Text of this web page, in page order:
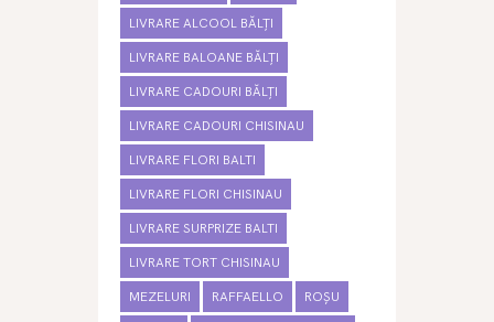
LIVRARE ALCOOL BĂLȚI
LIVRARE BALOANE BĂLȚI
LIVRARE CADOURI BĂLȚI
LIVRARE CADOURI CHISINAU
LIVRARE FLORI BALTI
LIVRARE FLORI CHISINAU
LIVRARE SURPRIZE BALTI
LIVRARE TORT CHISINAU
MEZELURI RAFFAELLO ROȘU